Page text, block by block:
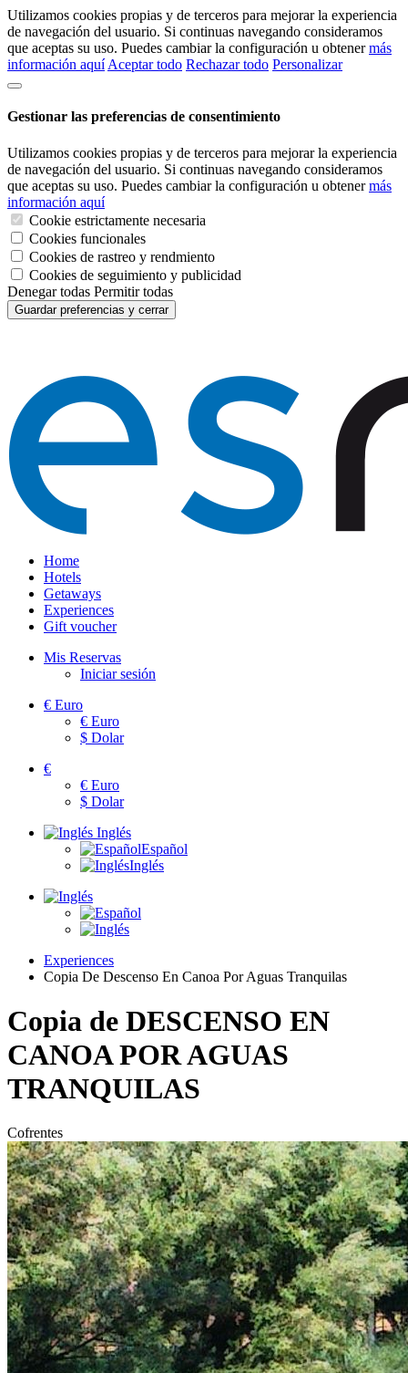
Utilizamos cookies propias y de terceros para mejorar la experiencia
de navegación del usuario. Si continuas navegando consideramos
que aceptas su uso. Puedes cambiar la configuración u obtenermás
información aquí Aceptar todo Rechazar todo Personalizar
Gestionar las preferencias de consentimiento
Utilizamos cookies propias y de terceros para mejorar la experiencia
de navegación del usuario. Si continuas navegando consideramos
que aceptas su uso. Puedes cambiar la configuración u obtenermás
información aquí
Cookie estrictamente necesaria
Cookies funcionales
Cookies de rastreo y rendmiento
Cookies de seguimiento y publicidad
Denegar todas Permitir todas
Guardar preferencias y cerrar
Home
Hotels
Getaways
Experiences
Gift voucher
Mis Reservas
Iniciar sesión
€ Euro
€ Euro
$ Dolar
€
€ Euro
$ Dolar
Inglés
Español
Inglés
Experiences
Copia De Descenso En Canoa Por Aguas Tranquilas
Copia de DESCENSO EN
CANOA POR AGUAS
TRANQUILAS
Cofrentes